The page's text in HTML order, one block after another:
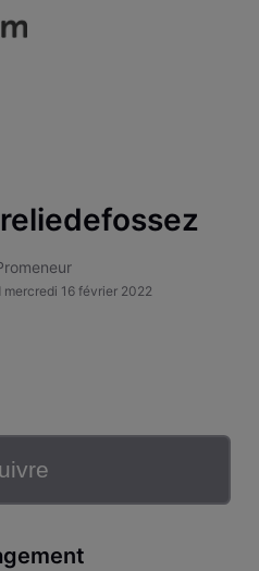
mercredi 16 février 2022